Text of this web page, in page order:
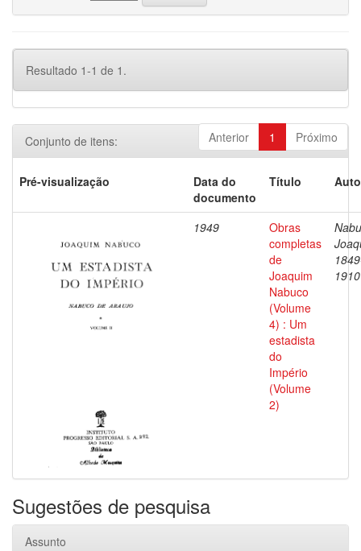
Resultado 1-1 de 1.
Anterior 1 Próximo
Conjunto de itens:
Pré-visualização
Data do
documento
Título
1949
Obras
completas
de
Joaquim
Nabuco
(Volume
4) : Um
estadista
do
Império
(Volume
2)
1910
Sugestões de pesquisa
Assunto